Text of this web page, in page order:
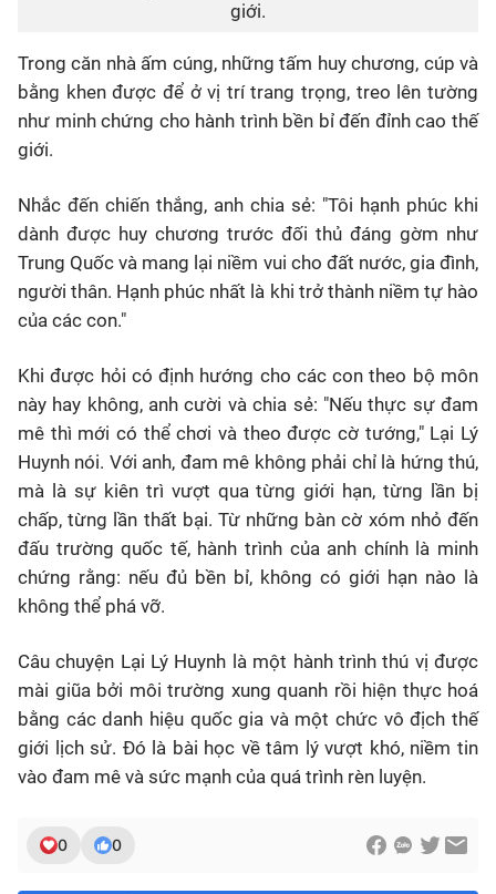
giới.
Trong căn nhà ấm cúng, những tấm huy chương, cúp và
bằng khen được để ở vị trí trang trọng, treo lên tường
như minh chứng cho hành trình bền bỉ đến đỉnh cao thế
giới.
Nhắc đến chiến thắng, anh chia sẻ: "Tôi hạnh phúc khi
dành được huy chương trước đối thủ đáng gờm như
Trung Quốc và mang lại niềm vui cho đất nước, gia đình,
người thân. Hạnh phúc nhất là khi trở thành niềm tự hào
của các con."
Khi được hỏi có định hướng cho các con theo bộ môn
này hay không, anh cười và chia sẻ: "Nếu thực sự đam
mê thì mới có thể chơi và theo được cờ tướng," Lại Lý
Huynh nói. Với anh, đam mê không phải chỉ là hứng thú,
mà là sự kiên trì vượt qua từng giới hạn, từng lần bị
chấp, từng lần thất bại. Từ những bàn cờ xóm nhỏ đến
đấu trường quốc tế, hành trình của anh chính là minh
chứng rằng: nếu đủ bền bỉ, không có giới hạn nào là
không thể phá vỡ.
Câu chuyện Lại Lý Huynh là một hành trình thú vị được
mài giũa bởi môi trường xung quanh rồi hiện thực hoá
bằng các danh hiệu quốc gia và một chức vô địch thế
giới lịch sử. Đó là bài học về tâm lý vượt khó, niềm tin
vào đam mê và sức mạnh của quá trình rèn luyện.
0 0